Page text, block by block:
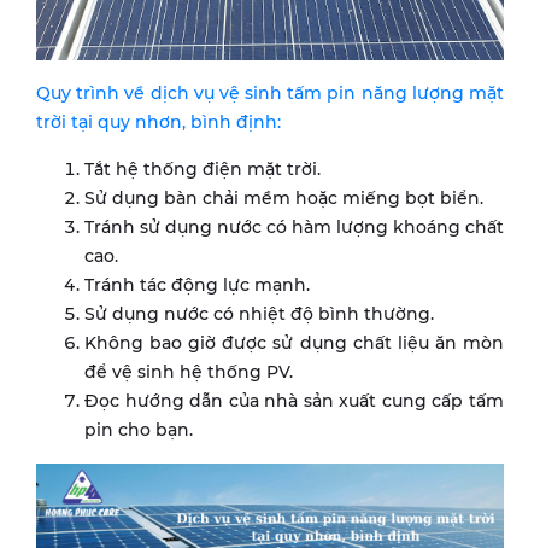
Quy trình về dịch vụ vệ sinh tấm pin năng lượng mặt
trời tại quy nhơn, bình định:
Tắt hệ thống điện mặt trời.
Sử dụng bàn chải mềm hoặc miếng bọt biển.
Tránh sử dụng nước có hàm lượng khoáng chất
cao.
Tránh tác động lực mạnh.
Sử dụng nước có nhiệt độ bình thường.
Không bao giờ được sử dụng chất liệu ăn mòn
để vệ sinh hệ thống PV.
Đọc hướng dẫn của nhà sản xuất cung cấp tấm
pin cho bạn.